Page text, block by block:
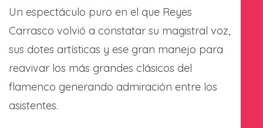
Un espectáculo puro en el que Reyes
Carrasco volvió a constatar su magistral voz,
sus dotes artísticas y ese gran manejo para
reavivar los más grandes clásicos del
flamenco generando admiración entre los
asistentes.